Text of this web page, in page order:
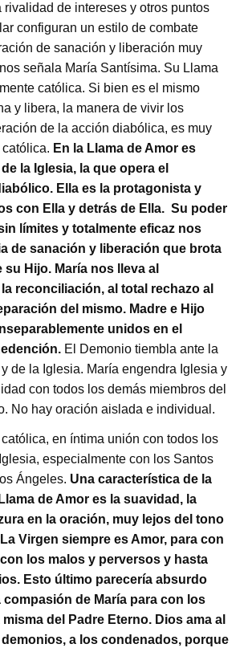
rivalidad de intereses y otros puntos
configuran un estilo de combate
de sanación y liberación muy
señala María Santísima. Su Llama
católica. Si bien es el mismo
y libera, la manera de vivir los
de la acción diabólica, es muy
En la Llama de Amor es
la Iglesia, la que opera el
Ella es la protagonista y
con Ella y detrás de Ella. Su poder
límites y totalmente eficaz nos
de sanación y liberación que brota
su Hijo. María nos lleva al
reconciliación, al total rechazo al
del mismo. Madre e Hijo
unidos en el
El Demonio tiembla ante la
de la Iglesia. María engendra Iglesia y
con todos los demás miembros del
No hay oración aislada e individual.
en íntima unión con todos los
especialmente con los Santos
Ángeles. Una característica de la
de Amor es la suavidad, la
en la oración, muy lejos del tono
Virgen siempre es Amor, para con
los malos y perversos y hasta
Esto último parecería absurdo
compasión de María para con los
del Padre Eterno. Dios ama al
demonios, a los condenados, porque